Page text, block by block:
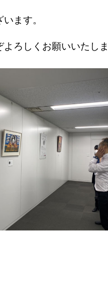
ます。
ろしくお願いいたしま